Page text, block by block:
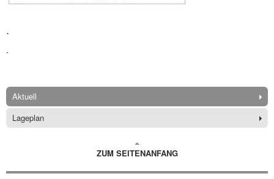
.
.
Aktuell
Lageplan
ZUM SEITENANFANG